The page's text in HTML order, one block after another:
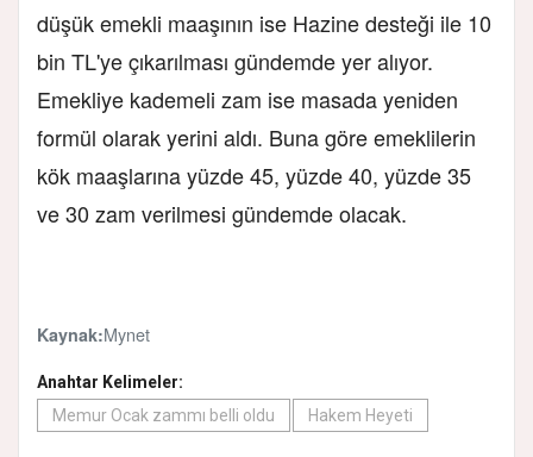
düşük emekli maaşının ise Hazine desteği ile 10
bin TL'ye çıkarılması gündemde yer alıyor.
Emekliye kademeli zam ise masada yeniden
formül olarak yerini aldı. Buna göre emeklilerin
kök maaşlarına yüzde 45, yüzde 40, yüzde 35
ve 30 zam verilmesi gündemde olacak.
Kaynak:Mynet
Anahtar Kelimeler:
Memur Ocak zammı belli oldu
Hakem Heyeti